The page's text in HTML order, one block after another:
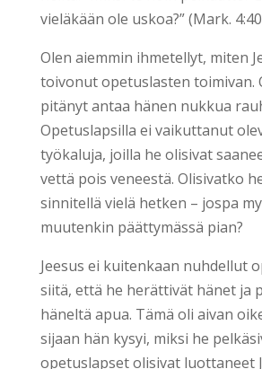
vieläkään ole uskoa?” (Mark.
Olen aiemmin ihmetellyt, miten
toivonut opetuslasten toimivan.
pitänyt antaa hänen nukkua
Opetuslapsilla ei vaikuttanut
työkaluja, joilla he olisivat
vettä pois veneestä. Olisivatko
sinnitellä vielä hetken – jospa
muutenkin päättymässä pian?
Jeesus ei kuitenkaan nuhdellut
siitä, että he herättivät hänet ja
häneltä apua. Tämä oli aivan
sijaan hän kysyi, miksi he
opetuslapset olisivat luottaneet